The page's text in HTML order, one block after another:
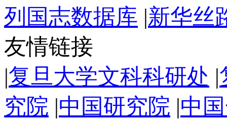
列国志数据库 |新华丝
友情链接
|复旦大学文科科研处 |
究院 |中国研究院 |中